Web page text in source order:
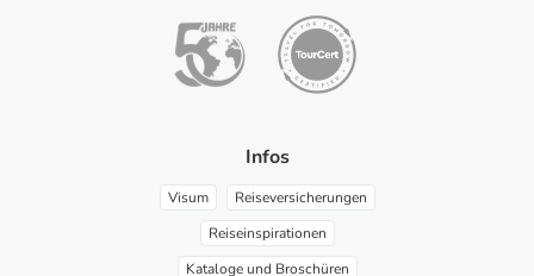
Infos
Visum
Reiseversicherungen
Reiseinspirationen
Kataloge und Broschüren